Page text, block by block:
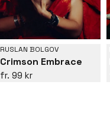
RUSLAN BOLGOV
Crimson Embrace
99 kr